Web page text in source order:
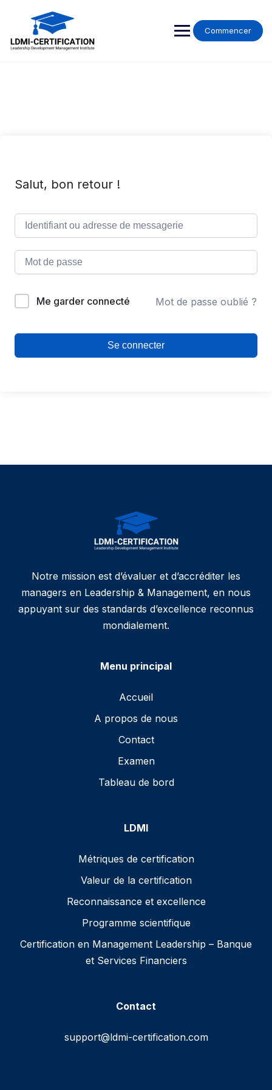
Commencer
Salut, bon retour !
Me garder connecté Mot de passe oublié ?
Se connecter
Notre mission est d’évaluer et d’accréditer les
managers en Leadership & Management, en nous
appuyant sur des standards d’excellence reconnus
mondialement.
Menu principal
Accueil
A propos de nous
Contact
Examen
Tableau de bord
LDMI
Métriques de certification
Valeur de la certification
Reconnaissance et excellence
Programme scientifique
Certification en Management Leadership – Banque
et Services Financiers
Contact
support@ldmi-certification.com